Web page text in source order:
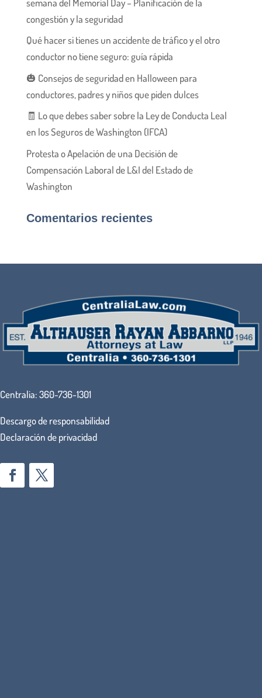
semana del Memorial Day – Planificación de la
congestión y la seguridad
Qué hacer si tienes un accidente de tráfico y el otro
conductor no tiene seguro: guía rápida
🎃 Consejos de seguridad en Halloween para
conductores, padres y niños que piden dulces
🧾 Lo que debes saber sobre la Ley de Conducta Leal
en los Seguros de Washington (IFCA)
Protesta o Apelación de una Decisión de
Compensación Laboral de L&I del Estado de
Washington
Comentarios recientes
Centralia:360-736-1301
Descargo de responsabilidad
Declaración de privacidad